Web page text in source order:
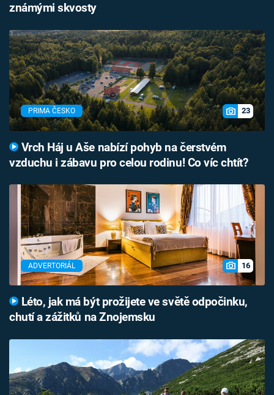
známými skvosty
PRIMA ČESKO 23
Vrch Háj u Aše nabízí pohyb na čerstvém
vzduchu i zábavu pro celou rodinu! Co víc chtít?
ADVERTORIÁL 16
Léto, jak má být prožijete ve světě odpočinku,
chutí a zážitků na Znojemsku